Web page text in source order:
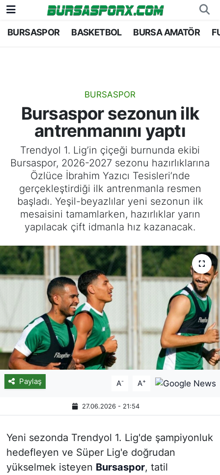
BURSASPOR BASKETBOL BURSA AMATÖR
BURSASPOR
Bursaspor sezonun ilk
antrenmanını yaptı
Trendyol 1. Lig’in çiçeği burnunda ekibi
Bursaspor, 2026-2027 sezonu hazırlıklarına
Özlüce İbrahim Yazıcı Tesisleri’nde
gerçekleştirdiği ilk antrenmanla resmen
başladı. Yeşil-beyazlılar yeni sezonun ilk
mesaisini tamamlarken, hazırlıklar yarın
yapılacak çift idmanla hız kazanacak.
Paylaş A- A+
27.06.2026 - 21:54
Yeni sezonda Trendyol 1. Lig'de şampiyonluk
hedefleyen ve Süper Lig'e doğrudan
yükselmek isteyen Bursaspor, tatil
Bursaspor
Bursa Amatör
Hentbol
Voleybol
Genel
Bursa Nöbetçi Eczaneler
Bursa Trafik Yoğunluk Haritası
TFF 1.Lig Puan Durumu ve Fikstür
Tüm Manşetler
Son Dakika Haberleri
Haber Arşivi